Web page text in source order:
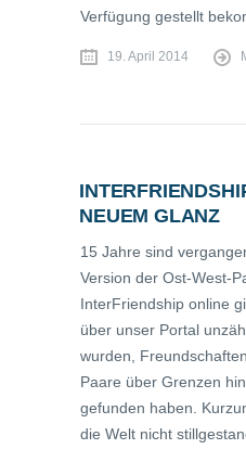
Verfügung gestellt
19. April 2014
NEUEM GLANZ
15 Jahre sind
Version der Ost-West-
InterFriendship online
über unser Portal
wurden,
Paare über Grenzen
gefunden haben.
die Welt nicht